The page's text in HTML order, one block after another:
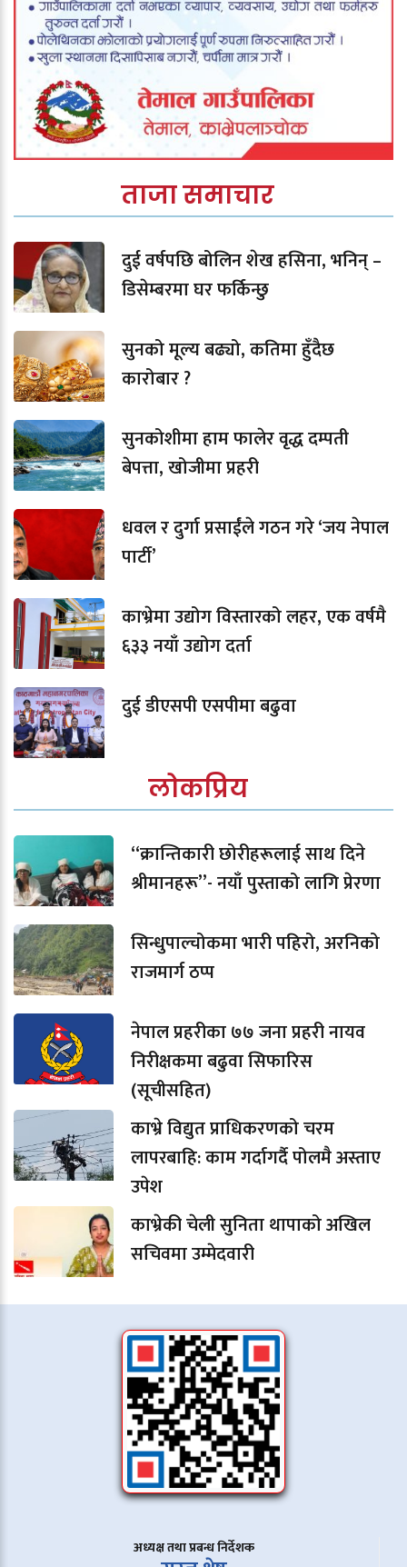
ताजा समाचार
दुई वर्षपछि बोलिन शेख हसिना, भनिन् –
डिसेम्बरमा घर फर्किन्छु
सुनको मूल्य बढ्यो, कतिमा हुँदैछ
कारोबार ?
सुनकोशीमा हाम फालेर वृद्ध दम्पती
बेपत्ता, खोजीमा प्रहरी
धवल र दुर्गा प्रसाईंले गठन गरे ‘जय नेपाल
पार्टी’
काभ्रेमा उद्योग विस्तारको लहर, एक वर्षमै
६३३ नयाँ उद्योग दर्ता
दुई डीएसपी एसपीमा बढुवा
लोकप्रिय
“क्रान्तिकारी छोरीहरूलाई साथ दिने
श्रीमानहरू”- नयाँ पुस्ताको लागि प्रेरणा
सिन्धुपाल्चोकमा भारी पहिरो, अरनिको
राजमार्ग ठप्प
नेपाल प्रहरीका ७७ जना प्रहरी नायव
निरीक्षकमा बढुवा सिफारिस
(सूचीसहित)
काभ्रे विद्युत प्राधिकरणको चरम
लापरबाहि: काम गर्दागर्दै पोलमै अस्ताए
उपेश
काभ्रेकी चेली सुनिता थापाको अखिल
सचिवमा उम्मेदवारी
अध्यक्ष तथा प्रबन्ध निर्देशक